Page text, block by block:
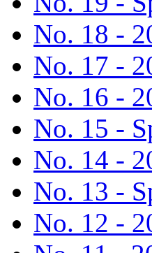
No. 18 -
No. 17 -
No. 16 -
No. 15 -
No. 14 -
No. 13 -
No. 12 -